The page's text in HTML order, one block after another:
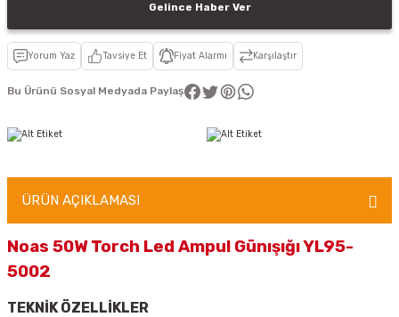
Gelince Haber Ver
Yorum Yaz Tavsiye Et Fiyat Alarmı Karşılaştır
Bu Ürünü Sosyal Medyada Paylaş
ÜRÜN AÇIKLAMASI
Noas 50W Torch Led Ampul Günışığı YL95-
5002
TEKNİK ÖZELLİKLER